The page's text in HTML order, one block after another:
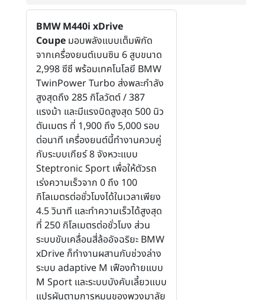
BMW M440i xDrive
Coupe มอบพลังแบบเต็มพิกัด
จากเครื่องยนต์เบนซิน 6 สูบขนาด
2,998 ซีซี พร้อมเทคโนโลยี BMW
TwinPower Turbo ส่งพละกำลัง
สูงสุดถึง 285 กิโลวัตต์ / 387
แรงม้า และมีแรงบิดสูงสุด 500 นิว
ตันเมตร ที่ 1,900 ถึง 5,000 รอบ
ต่อนาที เครื่องยนต์นี้ทำงานควบคู่
กับระบบเกียร์ 8 จังหวะแบบ
Steptronic Sport เพื่อให้ตัวรถ
เร่งความเร็วจาก 0 ถึง 100
กิโลเมตรต่อชั่วโมงได้ในเวลาเพียง
4.5 วินาที และทำความเร็วได้สูงสุด
ที่ 250 กิโลเมตรต่อชั่วโมง ส่วน
ระบบขับเคลื่อนสี่ล้ออัจฉริยะ BMW
xDrive ก็ทำงานผสานกับช่วงล่าง
ระบบ adaptive M เฟืองท้ายแบบ
M Sport และระบบบังคับเลี้ยวแบบ
แปรผันตามการหมุนของพวงมาลัย